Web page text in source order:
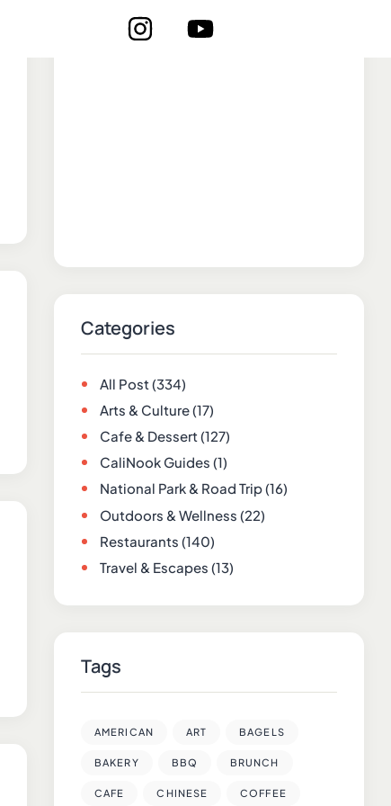
Categories
All Post(334)
Arts & Culture(17)
Cafe & Dessert(127)
CaliNook Guides (1)
National Park & Road Trip(16)
Outdoors & Wellness (22)
Restaurants (140)
Travel & Escapes (13)
Tags
AMERICAN ART BAGELS
BAKERY BBQ BRUNCH
CAFE CHINESE COFFEE